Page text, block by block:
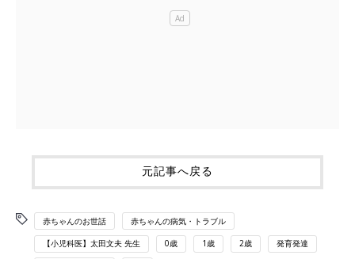
元記事へ戻る
赤ちゃんのお世話 赤ちゃんの病気・トラブル
【小児科医】太田文夫 先生 0歳 1歳 2歳 発育発達